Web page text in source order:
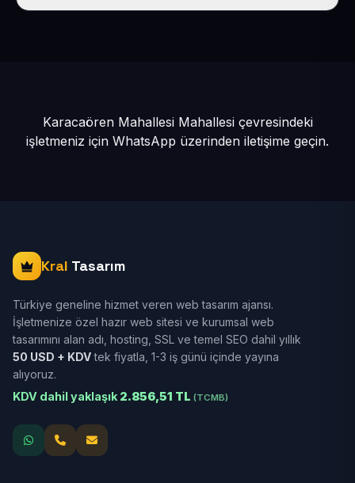
Karacaören Mahallesi Mahallesi çevresindeki
işletmeniz için WhatsApp üzerinden iletişime geçin.
Kral Tasarım
Türkiye geneline hizmet veren web tasarım ajansı.
İşletmenize özel hazır web sitesi ve kurumsal web
tasarımını alan adı, hosting, SSL ve temel SEO dahil yıllık
50 USD + KDVtek fiyatla, 1-3 iş günü içinde yayına
alıyoruz.
KDV dahil yaklaşık 2.856,51 TL (TCMB)